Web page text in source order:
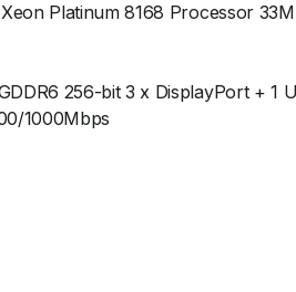
Platinum 8168 Processor
256-bit 3 x DisplayPort + 1
1000Mbps